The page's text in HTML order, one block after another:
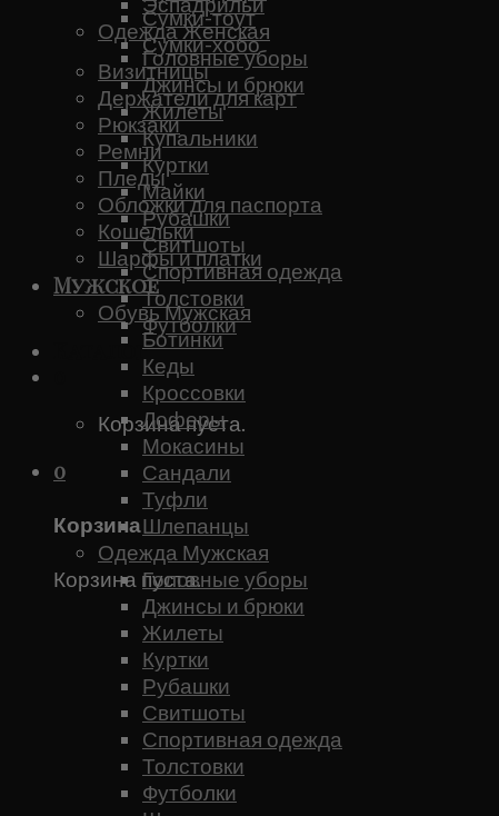
Одежда Женская
Головные уборы
Джинсы и брюки
Жилеты
Купальники
Куртки
Майки
Рубашки
Свитшоты
Спортивная одежда
Толстовки
Футболки
Каталог
Корзина пуста.
0
Корзина
Корзина пуста.
Сумки-тоут
Сумки-хобо
Визитницы
Держатели для карт
Рюкзаки
Ремни
Пледы
Обложки для паспорта
Кошельки
Шарфы и платки
Мужское
Обувь Мужская
Ботинки
Кеды
Кроссовки
Лоферы
Мокасины
Сандали
Туфли
Шлепанцы
Одежда Мужская
Головные уборы
Джинсы и брюки
Жилеты
Куртки
Рубашки
Свитшоты
Спортивная одежда
Толстовки
Футболки